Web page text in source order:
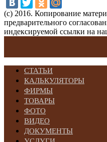
(с) 2016. Копирование
предварительного
индексируемой ссылки на
СТАТЬИ
КАЛЬКУЛЯТОРЫ
ФИРМЫ
ТОВАРЫ
ФОТО
ВИДЕО
ДОКУМЕНТЫ